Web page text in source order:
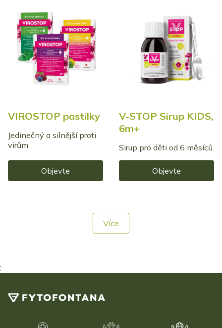
VIROSTOP pastilky
Jedinečný a silnější proti
virům
Objevte
V-STOP Sirup KIDS,
6m+
Sirup pro děti od 6 měsíců.
Objevte
Více
;